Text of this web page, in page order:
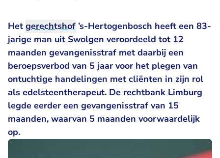
Het gerechtshof ’s-Hertogenbosch heeft een 83-
jarige man uit Swolgen veroordeeld tot 12
maanden gevangenisstraf met daarbij een
beroepsverbod van 5 jaar voor het plegen van
ontuchtige handelingen met cliënten in zijn rol
als edelsteentherapeut. De rechtbank Limburg
legde eerder een gevangenisstraf van 15
maanden, waarvan 5 maanden voorwaardelijk
op.